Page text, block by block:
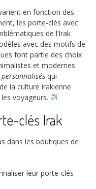
en fonction des
les porte-clés avec
de l’Irak
avec des motifs de
font partie des choix
et modernes
qui
la culture irakienne
voyageurs.
clés Irak
dans les boutiques de
leur porte-clés